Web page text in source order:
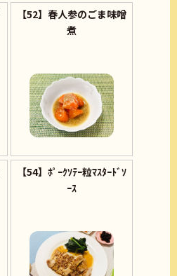
【52】春人参のごま味噌
煮
【54】ﾎﾟｰｸｿﾃｰ粒ﾏｽﾀｰﾄﾞｿ
ｰｽ